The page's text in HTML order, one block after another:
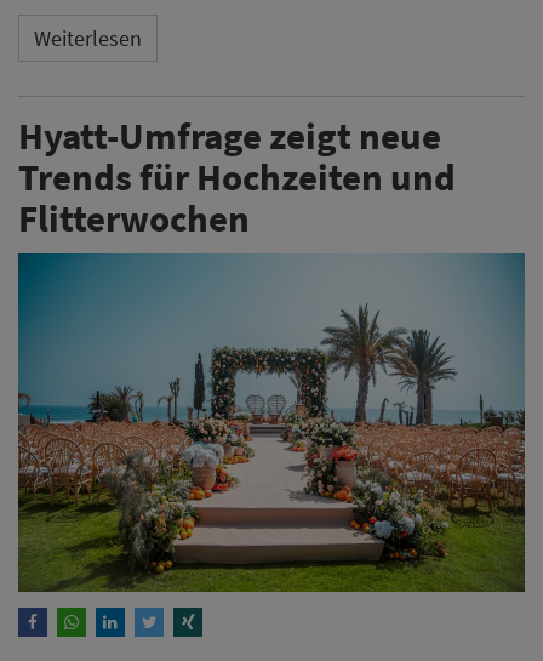
Weiterlesen
Hyatt-Umfrage zeigt neue
Trends für Hochzeiten und
Flitterwochen